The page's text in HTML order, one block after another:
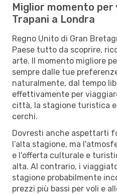
Miglior momento per
Trapani a Londra
Regno Unito di Gran
Paese tutto da scoprire,
arte. Il momento migliore
sempre dalle tue
naturalmente, dal tempo
effettivamente per
città, la stagione turistica
cerchi.
Dovresti anche aspettarti
l’alta stagione, ma
e l'offerta culturale e
alta. Al contrario, i
stagione probabilmente
prezzi più bassi per voli e